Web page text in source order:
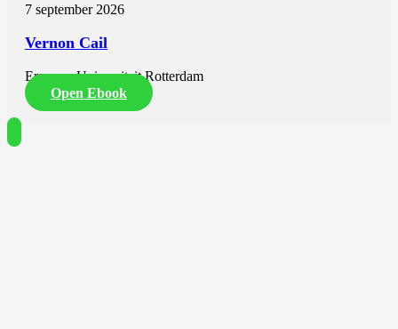
7 september 2026
Vernon Cail
Erasmus Universiteit Rotterdam
Open Ebook